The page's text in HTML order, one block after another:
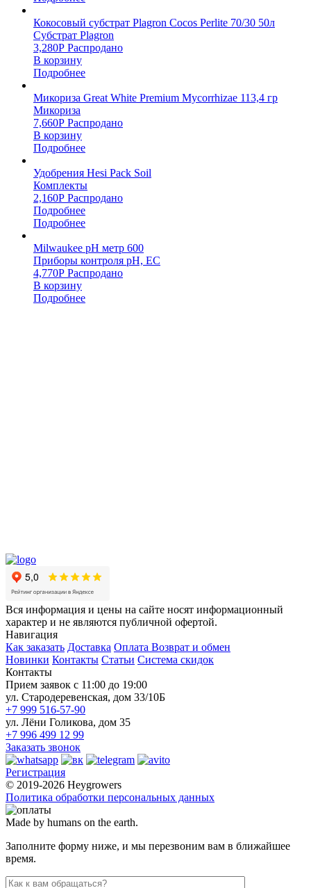
Кокосовый субстрат Plagron Cocos Perlite 70/30 50л
Субстрат Plagron
3,280Р Распродано
В корзину
Подробнее
Микориза Great White Premium Mycorrhizae 113,4 гр
Микориза
7,660Р Распродано
В корзину
Подробнее
Удобрения Hesi Pack Soil
Комплекты
2,160Р Распродано
Подробнее
Подробнее
Milwaukee pH метр 600
Приборы контроля pH, EC
4,770Р Распродано
В корзину
Подробнее
Вся информация и цены на сайте носят информационный
характер и не являются публичной офертой.
Навигация
Как заказать Доставка Оплата Возврат и обмен
Новинки Контакты Статьи Система скидок
Контакты
Прием заявок с 11:00 до 19:00
ул. Стародеревенская, дом 33/10Б
+7 999 516-57-90
ул. Лёни Голикова, дом 35
+7 996 499 12 99
Заказать звонок
Регистрация
© 2019-2026 Heygrowers
Политика обработки персональных данных
Made by humans on the earth.
Заполните форму ниже, и мы перезвоним вам в ближайшее
время.